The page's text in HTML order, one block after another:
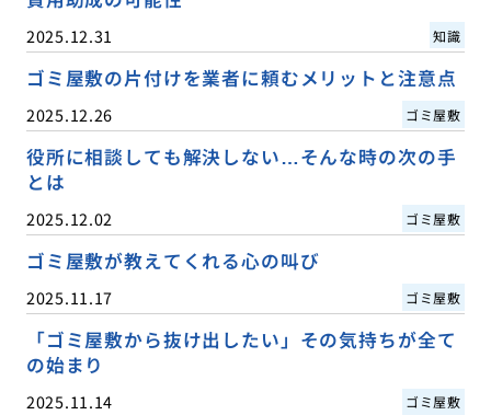
2025.12.31 知識
ゴミ屋敷の片付けを業者に頼むメリットと注意点
2025.12.26 ゴミ屋敷
役所に相談しても解決しない…そんな時の次の手
とは
2025.12.02 ゴミ屋敷
ゴミ屋敷が教えてくれる心の叫び
2025.11.17 ゴミ屋敷
「ゴミ屋敷から抜け出したい」その気持ちが全て
の始まり
2025.11.14 ゴミ屋敷